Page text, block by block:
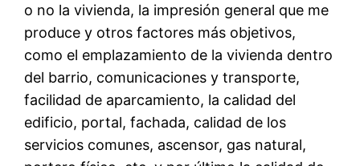
o no la vivienda, la impresión general que me
produce y otros factores más objetivos,
como el emplazamiento de la vivienda dentro
del barrio, comunicaciones y transporte,
facilidad de aparcamiento, la calidad del
edificio, portal, fachada, calidad de los
servicios comunes, ascensor, gas natural,